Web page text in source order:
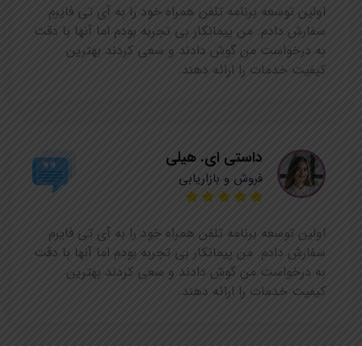
اولین توسعه برنامه تلفن همراه خود را به آی تی فایرم
سفارش دادم. من پیمانکار بی تجربه بودم اما آنها با دقت
به درخواست من گوش دادند و سعی کردند بهترین
کیفیت خدمات را ارائه دهند.
داستی ای. هیلی
فروش و بازاریابی
اولین توسعه برنامه تلفن همراه خود را به آی تی فایرم
سفارش دادم. من پیمانکار بی تجربه بودم اما آنها با دقت
به درخواست من گوش دادند و سعی کردند بهترین
کیفیت خدمات را ارائه دهند.